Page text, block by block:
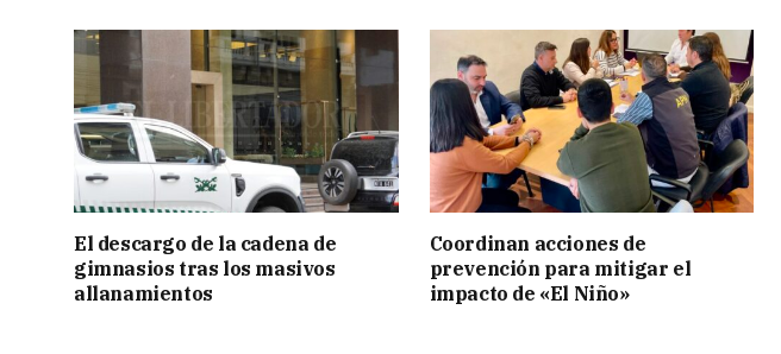
El descargo de la cadena de
gimnasios tras los masivos
allanamientos
Coordinan acciones de
prevención para mitigar el
impacto de «El Niño»